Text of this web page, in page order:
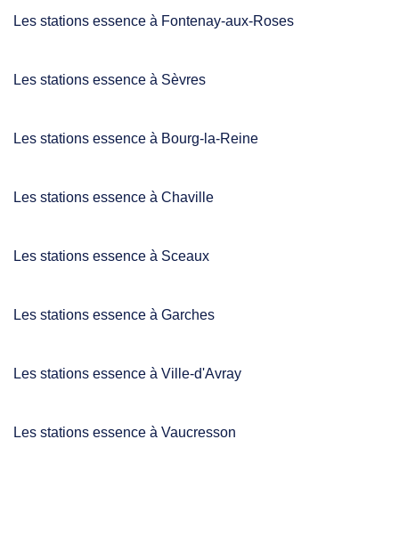
Les stations essence à Fontenay-aux-Roses
Les stations essence à Sèvres
Les stations essence à Bourg-la-Reine
Les stations essence à Chaville
Les stations essence à Sceaux
Les stations essence à Garches
Les stations essence à Ville-d'Avray
Les stations essence à Vaucresson